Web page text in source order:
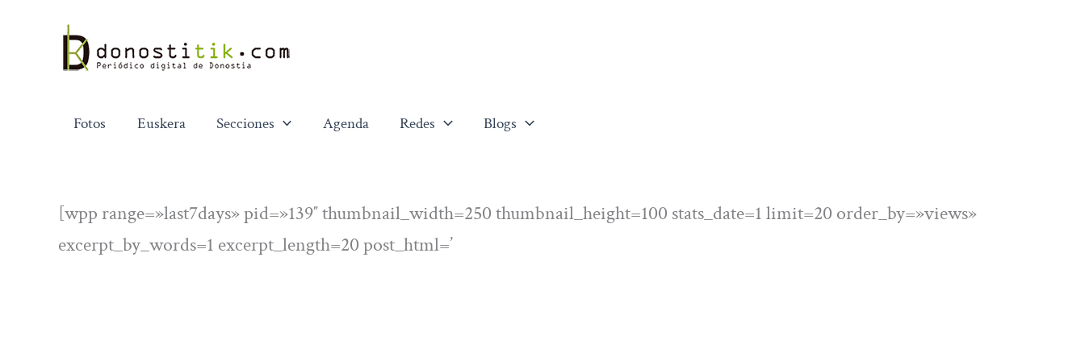
contenido
Fotos Euskera Secciones Agenda Redes Blogs
[wpp range=»last7days» pid=»139″ thumbnail_width=250 thumbnail_height=100 stats_date=1 limit=20 order_by=»views»
excerpt_by_words=1 excerpt_length=20 post_html=’